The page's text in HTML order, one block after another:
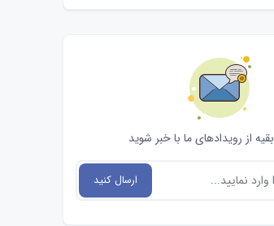
از رویدادهای ما با خبر شوید
ارسال کنید